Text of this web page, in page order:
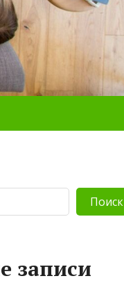
Поиск
записи